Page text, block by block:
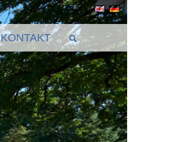
KONTAKT